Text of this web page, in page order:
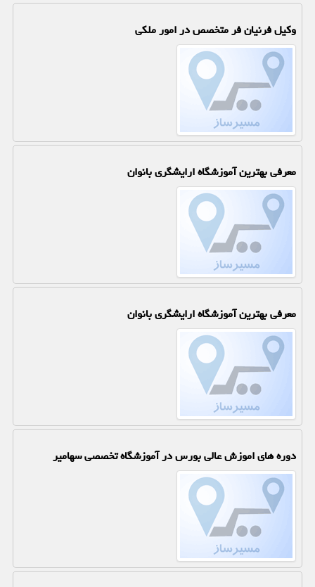
وکیل فرنیان فر متخصص در امور ملکی
معرفی بهترین آموزشگاه ارایشگری بانوان
معرفی بهترین آموزشگاه ارایشگری بانوان
دوره های اموزش عالی بورس در آموزشگاه تخصصی سهامیر